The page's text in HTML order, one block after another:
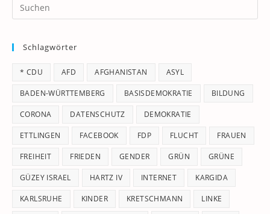
Schlagwörter
* CDU AFD AFGHANISTAN ASYL
BADEN-WÜRTTEMBERG BASISDEMOKRATIE BILDUNG
CORONA DATENSCHUTZ DEMOKRATIE
ETTLINGEN FACEBOOK FDP FLUCHT FRAUEN
FREIHEIT FRIEDEN GENDER GRÜN GRÜNE
GÜZEY ISRAEL HARTZ IV INTERNET KARGIDA
KARLSRUHE KINDER KRETSCHMANN LINKE